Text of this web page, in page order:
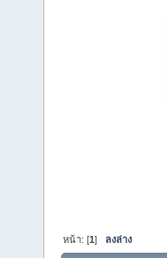
หน้า: [1] ลงล่าง